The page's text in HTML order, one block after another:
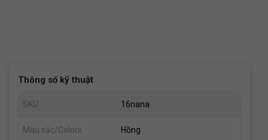
Thông số kỹ thuật
SKU 16nana
Màu sắc/Colors Hồng